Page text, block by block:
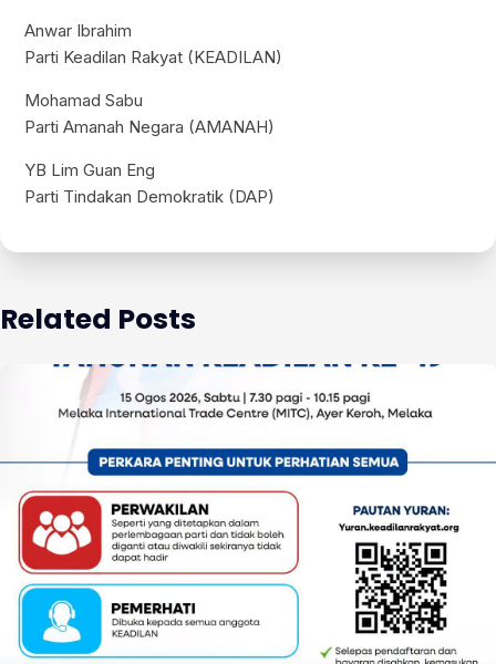
Anwar Ibrahim
Parti Keadilan Rakyat (KEADILAN)
Mohamad Sabu
Parti Amanah Negara (AMANAH)
YB Lim Guan Eng
Parti Tindakan Demokratik (DAP)
Related Posts